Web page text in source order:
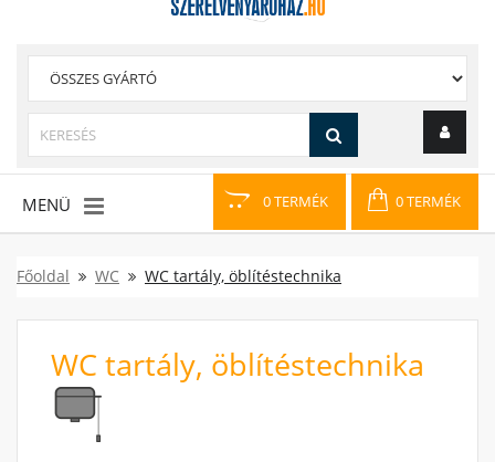
0 TERMÉK 0 TERMÉK
MENÜ
Főoldal WC WC tartály, öblítéstechnika
WC tartály, öblítéstechnika